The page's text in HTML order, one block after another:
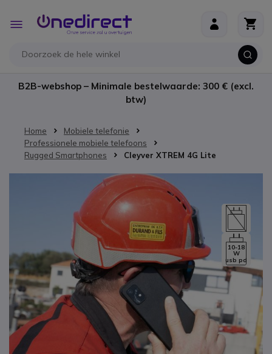
Toggle
Nav
B2B-webshop – Minimale bestelwaarde: 300 € (excl.
btw)
Home
Mobiele telefonie
Professionele mobiele telefoons
Rugged Smartphones
Cleyver XTREM 4G Lite
Ga naar het einde van de afbeeldingen-gallerij
10-18
W
usb pd